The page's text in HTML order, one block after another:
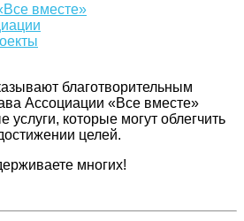
вместе»
благотворительным
Ассоциации «Все вместе»
услуги, которые могут облегчить
целей.
многих!